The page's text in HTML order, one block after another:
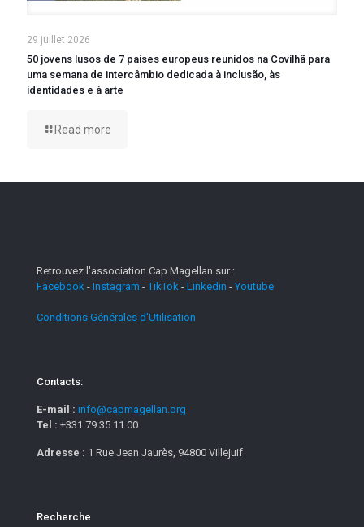
29 juillet 2026
50 jovens lusos de 7 países europeus reunidos na Covilhã para
uma semana de intercâmbio dedicada à inclusão, às
identidades e à arte
Read more
Retrouvez l'association Cap Magellan sur :
Facebook - Instagram -TikTok - Linkedin - Youtube
Conditions Générales d'Utilisation
Contacts:
E-mail : info@capmagellan.org
Tel : +331 79 35 11 00
Adresse : 1 Rue Jean Jaurès, 94800 Villejuif
Recherche